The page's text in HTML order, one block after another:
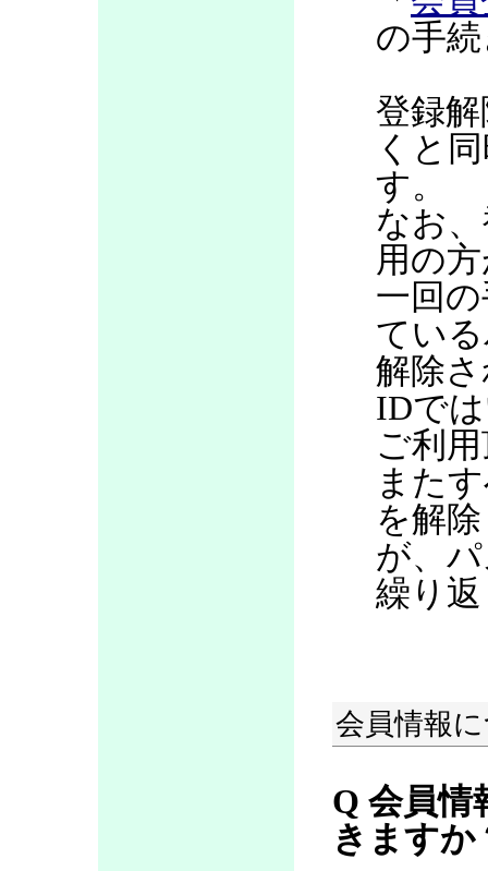
の手
登録
くと
す。
なお
用の
一回
てい
解除
IDで
ご利
また
を解
が、
繰り
会員情報
Q 会員情
きますか